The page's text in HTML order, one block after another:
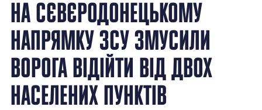
НА СЄВЄРОДОНЕЦЬКОМУ
НАПРЯМКУ ЗСУ ЗМУСИЛИ
ВОРОГА ВІДІЙТИ ВІД ДВОХ
НАСЕЛЕНИХ ПУНКТІВ